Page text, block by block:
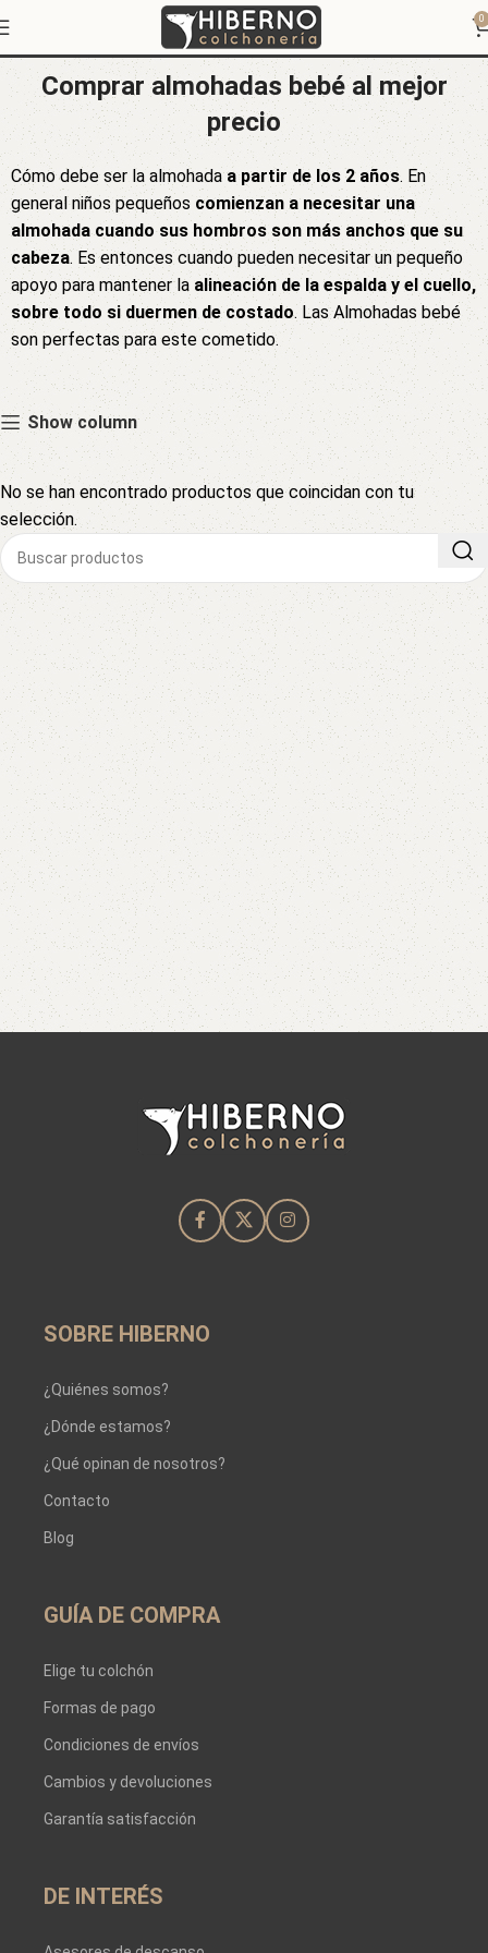
0
Almohadas bebé
Comprar almohadas bebé al mejor
precio
Cómo debe ser la almohadaa partir de los 2 años. En
general niños pequeños comienzan a necesitar una
almohada cuando sus hombros son más anchos que su
cabeza. Es entonces cuando pueden necesitar un pequeño
apoyo para mantener la alineación de la espalda y el cuello,
sobre todo si duermen de costado. Las Almohadas bebé
son perfectas para este cometido.
Show column
No se han encontrado productos que coincidan con tu
selección.
SOBRE HIBERNO
¿Quiénes somos?
¿Dónde estamos?
¿Qué opinan de nosotros?
Contacto
Blog
GUÍA DE COMPRA
Elige tu colchón
Formas de pago
Condiciones de envíos
Cambios y devoluciones
Garantía satisfacción
DE INTERÉS